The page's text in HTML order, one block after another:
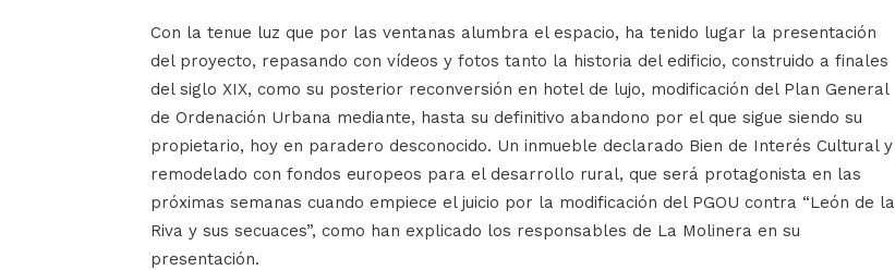
Con la tenue luz que por las ventanas alumbra el espacio, ha tenido lugar la presentación
del proyecto, repasando con vídeos y fotos tanto la historia del edificio, construido a finales
del siglo XIX, como su posterior reconversión en hotel de lujo, modificación del Plan General
de Ordenación Urbana mediante, hasta su definitivo abandono por el que sigue siendo su
propietario, hoy en paradero desconocido. Un inmueble declarado Bien de Interés Cultural y
remodelado con fondos europeos para el desarrollo rural, que será protagonista en las
próximas semanas cuando empiece el juicio por la modificación del PGOU contra “León de la
Riva y sus secuaces”, como han explicado los responsables de La Molinera en su
presentación.